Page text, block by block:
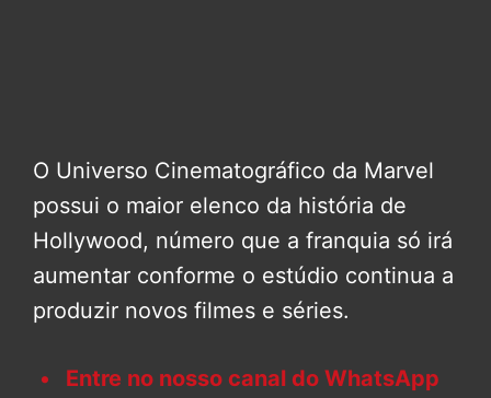
O Universo Cinematográfico da Marvel
possui o maior elenco da história de
Hollywood, número que a franquia só irá
aumentar conforme o estúdio continua a
produzir novos filmes e séries.
Entre no nosso canal do WhatsApp